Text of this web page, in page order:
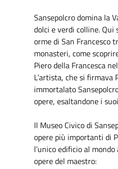
Sansepolcro domina la
dolci e verdi colline. Qui
orme di San Francesco
monasteri, come
Piero della Francesca
L’artista, che si firmava
immortalato
opere, esaltandone i
Il Museo Civico di
opere più importanti di
l’unico edificio al
opere del maestro: